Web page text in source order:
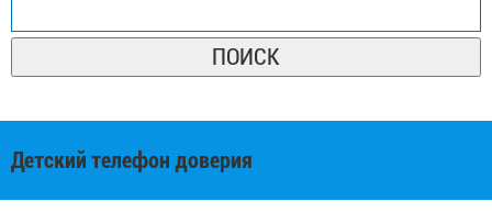
Детский телефон доверия